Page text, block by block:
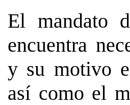
El mandato
encuentra
y su motivo
así como el